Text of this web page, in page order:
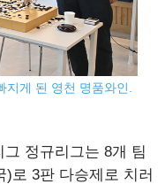
게 된 영천 명품와인.
정규리그는 8개 팀
)로 3판 다승제로 치러